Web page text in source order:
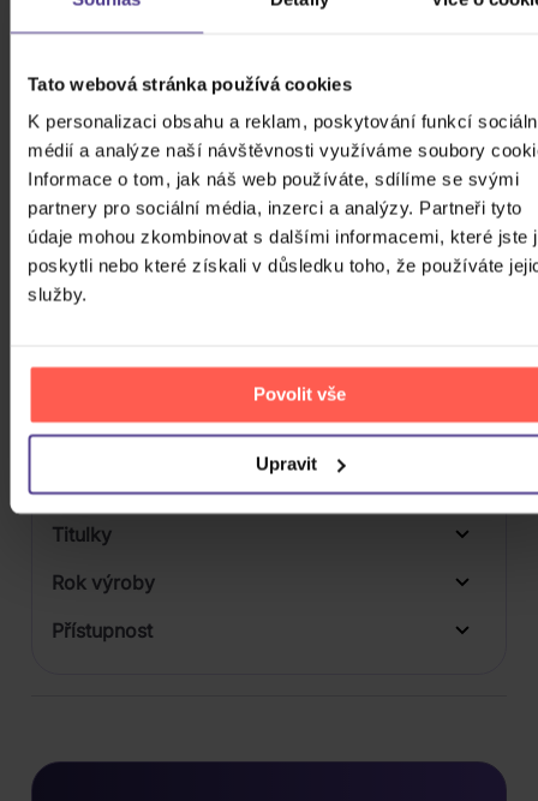
Tato webová stránka používá cookies
K personalizaci obsahu a reklam, poskytování funkcí
médií a analýze naší návštěvnosti využíváme soubory
Informace o tom, jak náš web používáte, sdílíme se svými
partnery pro sociální média, inzerci a analýzy. Partneři tyto
údaje mohou zkombinovat s dalšími informacemi, které jste
poskytli nebo které získali v důsledku toho, že používáte
služby.
Povolit vše
Upravit
CD
3D
Počet DVD
Počet BD
Počet vinyl
Počet KiT
Počet Platform Album
Zvuk
Titulky
Rok výroby
Přístupnost